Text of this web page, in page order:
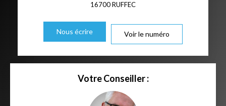
16700RUFFEC
Nous écrire Voir le numéro
Votre Conseiller :